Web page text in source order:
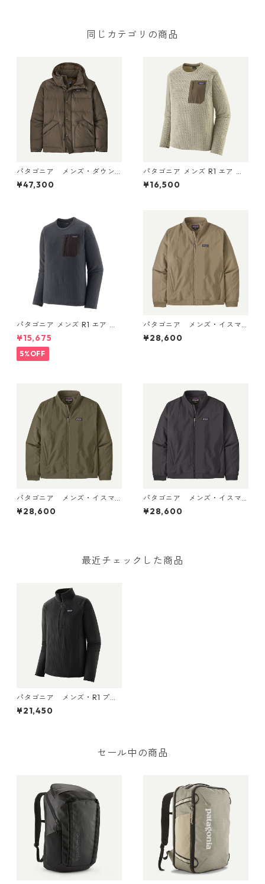
同じカテゴリの商品
パタゴニア メンズ・ダウン
ドリフト・ジャケット (カラ
ー Otter Brown) Patagonia
¥47,300
パタゴニア メンズ R1 エア ク
ルー 40236 Pelican
¥16,500
パタゴニア メンズ R1 エア ク
ルー 40236 Smolder Blue
¥15,675
5%OFF
パタゴニア メンズ・イスマ
ス・デック・ジャケット (カ
ラー Seabird Grey) Patagoni
¥28,600
パタゴニア メンズ・イスマ
ス・デック・ジャケット (カ
ラー Basin Green) Patagoni
¥28,600
パタゴニア メンズ・イスマ
ス・デック・ジャケット (カ
ラー Ink Black) Patagonia M
¥28,600
最近チェックした商品
パタゴニア メンズ・R1 プル
オーバー (カラー Black) Pat
agonia Men's R1® Fleece Pul
¥21,450
セール中の商品